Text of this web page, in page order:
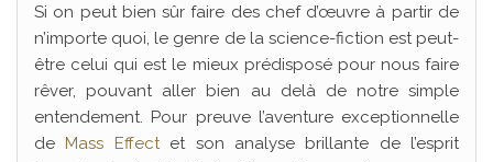
Si on peut bien sûr faire des chef d’œuvre à partir de
n’importe quoi, le genre de la science-fiction est peut-
être celui qui est le mieux prédisposé pour nous faire
rêver, pouvant aller bien au delà de notre simple
entendement. Pour preuve l’aventure exceptionnelle
de Mass Effectet son analyse brillante de l’esprit